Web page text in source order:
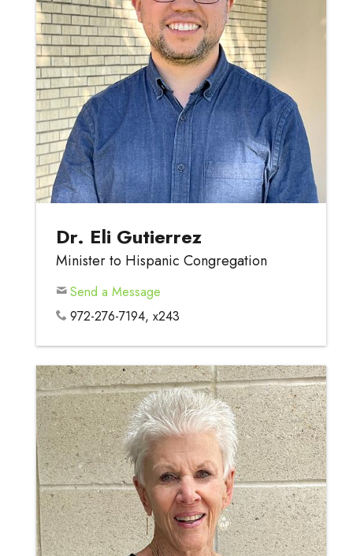
Dr. Eli Gutierrez
Minister to Hispanic Congregation
Send a Message
972-276-7194, x243